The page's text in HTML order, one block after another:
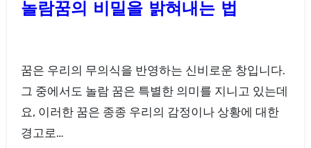
놀람꿈의 비밀을 밝혀내는 법
꿈은 우리의 무의식을 반영하는 신비로운 창입니다.
그 중에서도 놀람 꿈은 특별한 의미를 지니고 있는데
요, 이러한 꿈은 종종 우리의 감정이나 상황에 대한
경고로…